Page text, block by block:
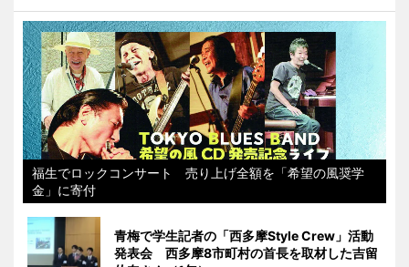
福生でロックコンサート 売り上げ全額を「希望の風奨学
金」に寄付
青梅で学生記者の「西多摩Style Crew」活動
発表会 西多摩8市町村の首長を取材した吉留